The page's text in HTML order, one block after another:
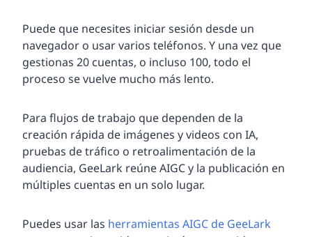
Puede que necesites iniciar sesión desde un
navegador o usar varios teléfonos. Y una vez que
gestionas 20 cuentas, o incluso 100, todo el
proceso se vuelve mucho más lento.
Para flujos de trabajo que dependen de la
creación rápida de imágenes y videos con IA,
pruebas de tráfico o retroalimentación de la
audiencia, GeeLark reúne AIGC y la publicación en
múltiples cuentas en un solo lugar.
Puedes usar las herramientas AIGC de GeeLark